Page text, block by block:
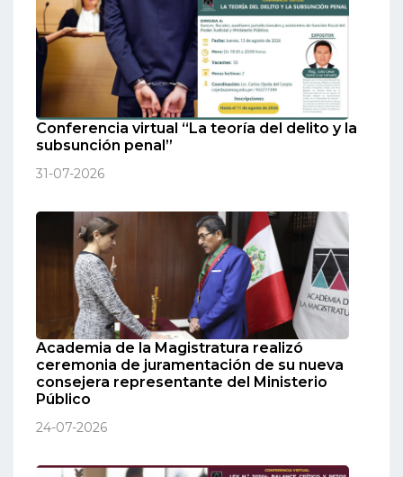
Conferencia virtual “La teoría del delito y la
subsunción penal”
31-07-2026
Academia de la Magistratura realizó
ceremonia de juramentación de su nueva
consejera representante del Ministerio
Público
24-07-2026